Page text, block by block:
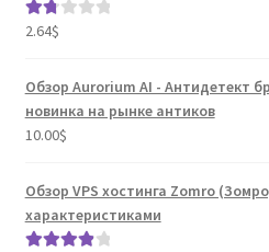
Оце
1.80
2.64$
Обзор Aurorium AI - Антидетект
новинка на рынке антиков
10.00$
Обзор VPS хостинга Zomro
характеристиками